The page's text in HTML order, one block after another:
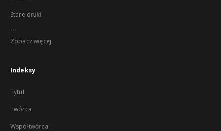
Stare druki
...
Zobacz więcej
Indeksy
Tytuł
Twórca
Współtwórca